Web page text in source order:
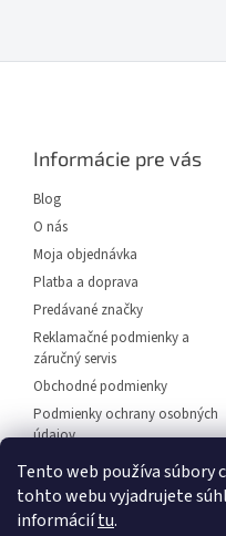
Tento web používa súbory
tohto webu vyjadrujete
informáciítu.
Informácie pre vás
Blog
O nás
Moja objednávka
Platba a doprava
Predávané značky
Reklamačné podmienky a
záručný servis
Obchodné podmienky
Podmienky ochrany osobných
údajov
Predajňa svietidiel Dunajská
Streda
Napíšte nám